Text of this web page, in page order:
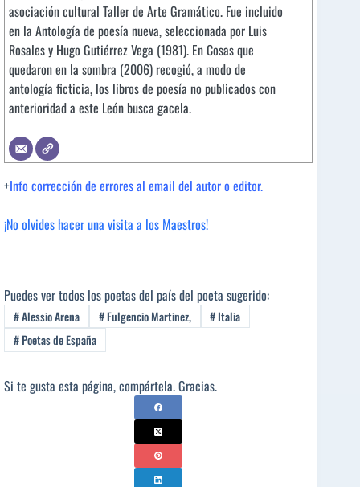
asociación cultural Taller de Arte Gramático. Fue incluido
en la Antología de poesía nueva, seleccionada por Luis
Rosales y Hugo Gutiérrez Vega (1981). En Cosas que
quedaron en la sombra (2006) recogió, a modo de
antología ficticia, los libros de poesía no publicados con
anterioridad a este León busca gacela.
+Info corrección de errores al email del autor o editor.
¡No olvides hacer una visita a los Maestros!
Puedes ver todos los poetas del país del poeta sugerido:
#Alessio Arena #Fulgencio Martinez, #Italia
#Poetas de España
Si te gusta esta página, compártela. Gracias.